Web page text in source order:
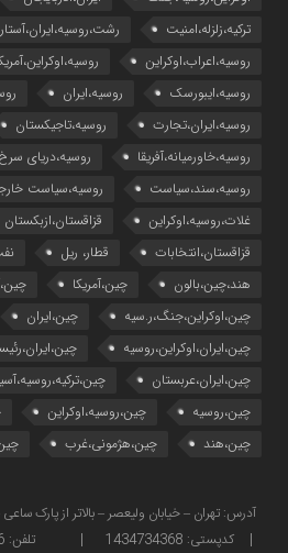
ترکیه،زلزله،امنیت
روسیه،اعراب،اوکراین
روسیه،ایبورسک
روسیه،ایران
روسیه،ایران،تجارت
روسیه،تاجیکستان
روسیه،خاورمیانه،آفریقا
روسیه،دریای سرخ
روسیه،سند،سیاست
روسیه،سیاست
غلات،روسیه،اوکراین
قزاقستان،ازبکستان
قزاقستان،انتخابات
قطار، ریل
هند،چین،بالون
چین،آمریکا
چین،اوکراین،جنگ،ر.سیه
چین،ایران
چین،ایران،اوکراین،روسیه
چین،ایران،عربستان
چین،روسیه
چین،روسیه،اوکراین
چین،هند
چین،هژمونی،غرب